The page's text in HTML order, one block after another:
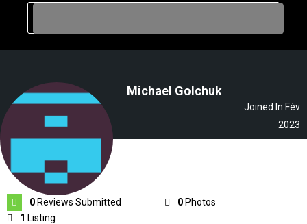
Michael Golchuk
Joined In Fév
2023
0 Reviews Submitted 0 Photos
1 Listing